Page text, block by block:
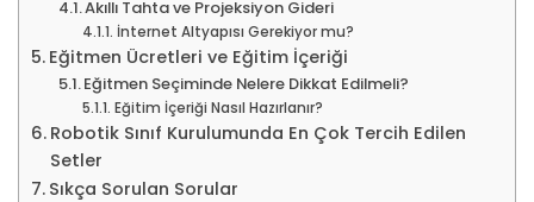
Akıllı Tahta ve Projeksiyon Gideri
İnternet Altyapısı Gerekiyor mu?
Eğitmen Ücretleri ve Eğitim İçeriği
Eğitmen Seçiminde Nelere Dikkat Edilmeli?
Eğitim İçeriği Nasıl Hazırlanır?
Robotik Sınıf Kurulumunda En Çok Tercih Edilen
Setler
Sıkça Sorulan Sorular